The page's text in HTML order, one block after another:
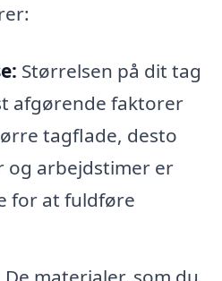
Størrelsen på dit tag
afgørende faktorer
tagflade, desto
og arbejdstimer er
for at fuldføre